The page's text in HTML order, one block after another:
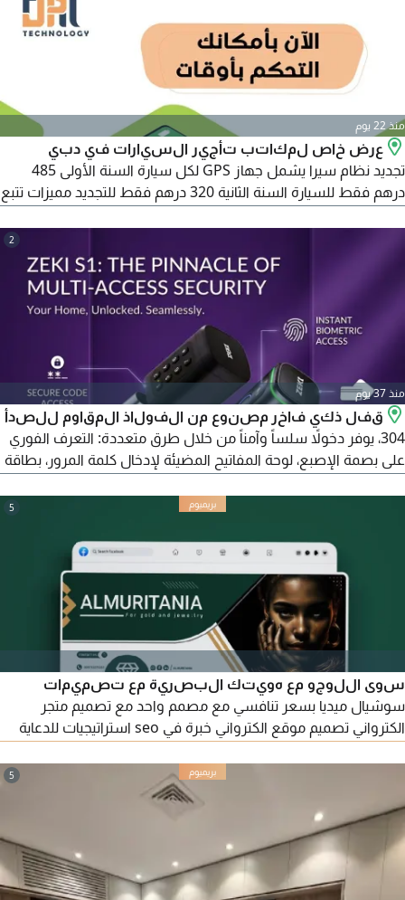
منذ 22 يوم
عرض خاص لمكاتب تأجير السيارات في دبي
تجديد نظام سيرا يشمل جهاز GPS لكل سيارة السنة الأولى 485
درهم فقط للسيارة السنة الثانية 320 درهم فقط للتجديد مميزات تتبع
2
منذ 37 يوم
قفل ذكي فاخر مصنوع من الفولاذ المقاوم للصدأ
304، يوفر دخولاً سلساً وآمناً من خلال طرق متعددة: التعرف الفوري
على بصمة الإصبع، لوحة المفاتيح المضيئة لإدخال كلمة المرور، بطاقة
للطوارئ. يتميز بعمر بطارية طويل جداً، وتصميم متين، ولمسة نهائية
الفوري ببصمة الإصبع ولوحة المفاتيح المضيئة.
5
سوى اللوجو مع هويتك البصرية مع تصميمات
سوشيال ميديا بسعر تنافسي مع مصمم واحد مع تصميم متجر
الكترواني تصميم موقع الكترواني خبرة في seo استراتيجيات للدعاية
5